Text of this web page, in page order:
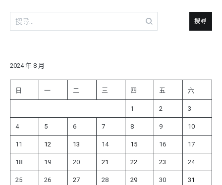
搜
尋
字:
2024 年 8 月
日 一 二 三 四 五 六
1 2 3
4 5 6 7 8 9 10
11 12 13 14 15 16 17
18 19 20 21 22 23 24
25 26 27 28 29 30 31